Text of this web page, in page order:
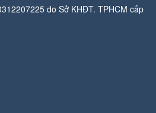
do Sở KHĐT. TPHCM cấp